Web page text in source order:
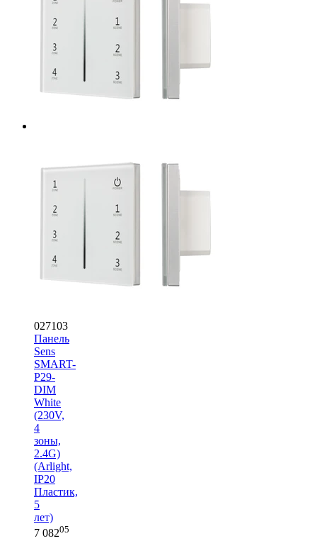
027103
Панель
Sens
SMART-
P29-
DIM
White
(230V,
4
зоны,
2.4G)
(Arlight,
IP20
Пластик,
5
лет)
7 08205